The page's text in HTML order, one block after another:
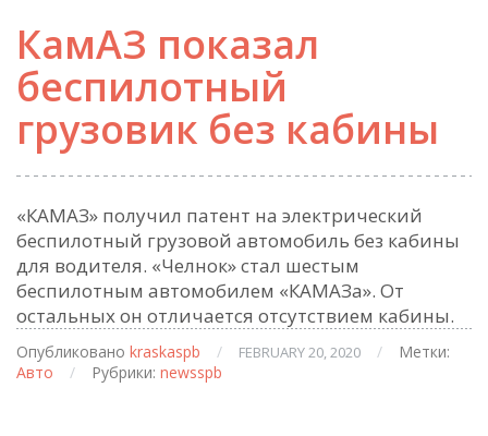
КамАЗ показал
беспилотный
грузовик без кабины
«КАМАЗ» получил патент на электрический
беспилотный грузовой автомобиль без кабины
для водителя. «Челнок» стал шестым
беспилотным автомобилем «КАМАЗа». От
остальных он отличается отсутствием кабины.
Опубликовано kraskaspb / FEBRUARY 20, 2020 /
Метки:
Авто
/ Рубрики: newsspb